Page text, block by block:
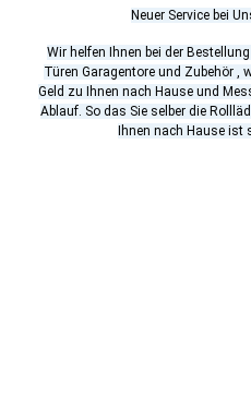
Neuer Service bei
Wir helfen Ihnen bei der
Türen Garagentore und Zubehör ,
Geld zu Ihnen nach Hause und
Ablauf. So das Sie selber die
Ihnen nach Hause